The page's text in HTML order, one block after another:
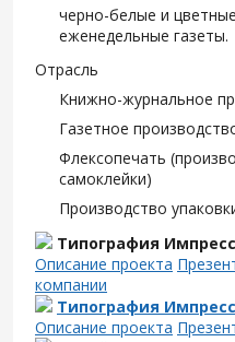
черно-белые и
еженедельные газеты.
Отрасль
Книжно-журнальное
Газетное
Флексопечать
самоклейки)
Производство
Типография
Описание проекта
компании
Типография
Описание проекта